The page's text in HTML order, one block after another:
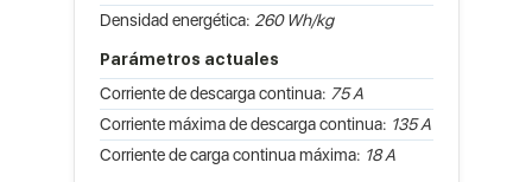
Densidad energética: 260 Wh/kg
Parámetros actuales
Corriente de descarga continua: 75 A
Corriente máxima de descarga continua: 135 A
Corriente de carga continua máxima: 18 A